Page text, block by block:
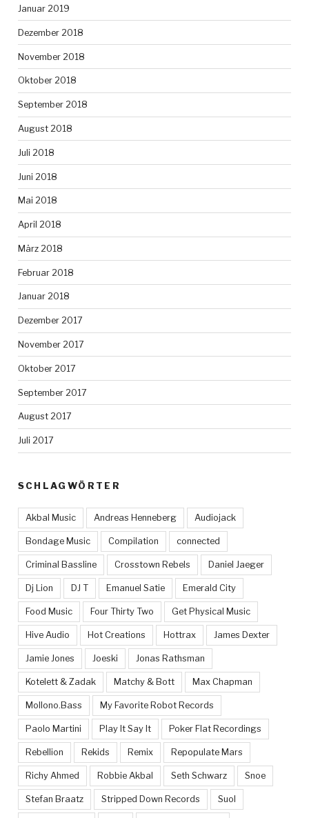
Januar 2019
Dezember 2018
November 2018
Oktober 2018
September 2018
August 2018
Juli 2018
Juni 2018
Mai 2018
April 2018
März 2018
Februar 2018
Januar 2018
Dezember 2017
November 2017
Oktober 2017
September 2017
August 2017
Juli 2017
SCHLAGWÖRTER
Akbal Music Andreas Henneberg Audiojack
Bondage Music Compilation connected
Criminal Bassline Crosstown Rebels Daniel Jaeger
Dj Lion DJ T Emanuel Satie Emerald City
Food Music Four Thirty Two Get Physical Music
Hive Audio Hot Creations Hottrax James Dexter
Jamie Jones Joeski Jonas Rathsman
Kotelett & Zadak Matchy & Bott Max Chapman
Mollono.Bass My Favorite Robot Records
Paolo Martini Play It Say It Poker Flat Recordings
Rebellion Rekids Remix Repopulate Mars
Richy Ahmed Robbie Akbal Seth Schwarz Snoe
Stefan Braatz Stripped Down Records Suol